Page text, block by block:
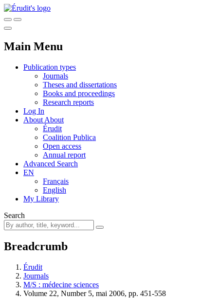
Main Menu
Publication types
Journals
Theses and dissertations
Books and proceedings
Research reports
Log In
About About
Érudit
Coalition Publica
Open access
Annual report
Advanced Search
EN
Français
English
My Library
Search
Breadcrumb
Érudit
Journals
M/S : médecine sciences
Volume 22, Number 5, mai 2006, pp. 451-558